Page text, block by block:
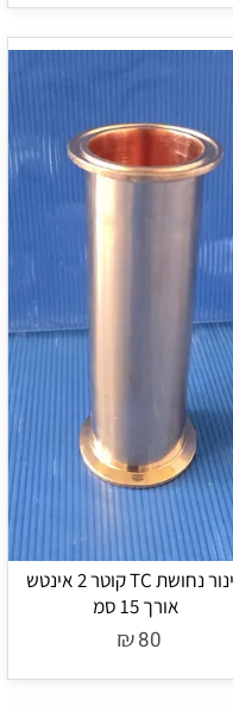
צינור נחושת TC קוטר 2 אינטש
אורך 15 סמ
₪80